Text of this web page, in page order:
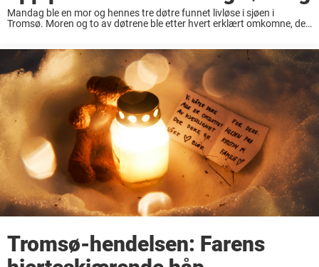
Mandag ble en mor og hennes tre døtre funnet livløse i sjøen i
Tromsø. Moren og to av døtrene ble etter hvert erklært omkomne, det
Tromsø-hendelsen: Farens